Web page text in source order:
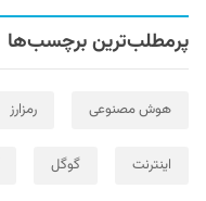
پرمطلب‌ترین برچسب‌ها
هوش مصنوعی رمزارز
اینترنت گوگل